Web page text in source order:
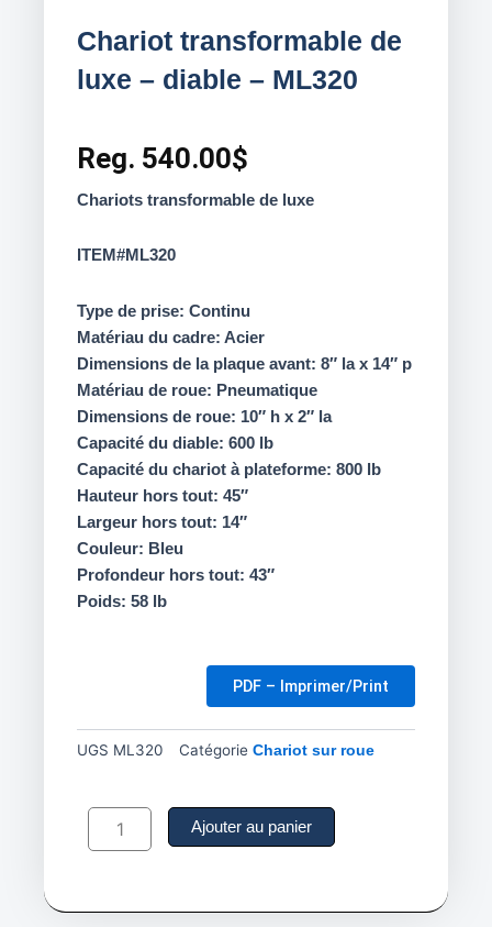
Chariot transformable de
luxe – diable – ML320
Reg. 540.00$
Chariots transformable de luxe
ITEM#ML320
Type de prise: Continu
Matériau du cadre: Acier
Dimensions de la plaque avant: 8″ la x 14″ p
Matériau de roue: Pneumatique
Dimensions de roue: 10″ h x 2″ la
Capacité du diable: 600 lb
Capacité du chariot à plateforme: 800 lb
Hauteur hors tout: 45″
Largeur hors tout: 14″
Couleur: Bleu
Profondeur hors tout: 43″
Poids: 58 lb
PDF – Imprimer/Print
UGS ML320 Catégorie Chariot sur roue
quantité
Chariot
luxe
Ajouter au panier